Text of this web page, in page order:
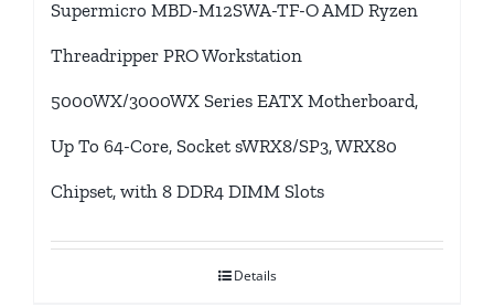
Supermicro MBD-M12SWA-TF-O AMD Ryzen
Threadripper PRO Workstation
5000WX/3000WX Series EATX Motherboard,
Up To 64-Core, Socket sWRX8/SP3, WRX80
Chipset, with 8 DDR4 DIMM Slots
Details